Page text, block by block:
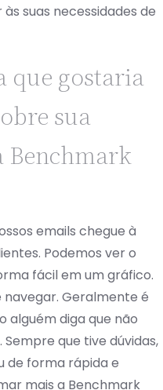
suas necessidades de
que gostaria
sua
Benchmark
emails chegue à
Podemos ver o
fácil em um gráfico.
Geralmente é
alguém diga que não
que tive dúvidas,
de forma rápida e
mais a Benchmark